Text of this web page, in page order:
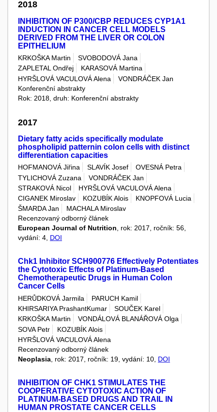
2018
INHIBITION OF P300/CBP REDUCES CYP1A1
INDUCTION IN CANCER CELL MODELS
DERIVED FROM THE LIVER OR COLON
EPITHELIUM
KRKOŠKA Martin
SVOBODOVÁ Jana
ZAPLETAL Ondřej
KARASOVÁ Martina
HYRŠLOVÁ VACULOVÁ Alena
VONDRÁČEK Jan
Konferenční abstrakty
Rok: 2018, druh: Konferenční abstrakty
2017
Dietary fatty acids specifically modulate
phospholipid patternin colon cells with distinct
differentiation capacities
HOFMANOVÁ Jiřina SLAVÍK Josef
OVESNÁ Petra
TYLICHOVÁ Zuzana
VONDRÁČEK Jan
STRAKOVÁ Nicol
HYRŠLOVÁ VACULOVÁ Alena
CIGANEK Miroslav
KOZUBÍK Alois
KNOPFOVÁ Lucia
ŠMARDA Jan
MACHALA Miroslav
Recenzovaný odborný článek
European Journal of Nutrition, rok: 2017, ročník: 56,
vydání: 4, DOI
Chk1 Inhibitor SCH900776 Effectively Potentiates
the Cytotoxic Effects of Platinum-Based
Chemotherapeutic Drugs in Human Colon
Cancer Cells
HERŮDKOVÁ Jarmila
PARUCH Kamil
KHIRSARIYA PrashantKumar
SOUČEK Karel
KRKOŠKA Martin
VONDÁLOVÁ BLANÁŘOVÁ Olga
SOVA Petr
KOZUBÍK Alois
HYRŠLOVÁ VACULOVÁ Alena
Recenzovaný odborný článek
Neoplasia , rok: 2017, ročník: 19, vydání: 10, DOI
INHIBITION OF CHK1 STIMULATES THE
COOPERATIVE CYTOTOXIC ACTION OF
PLATINUM-BASED DRUGS AND TRAIL IN
HUMAN PROSTATE CANCER CELLS